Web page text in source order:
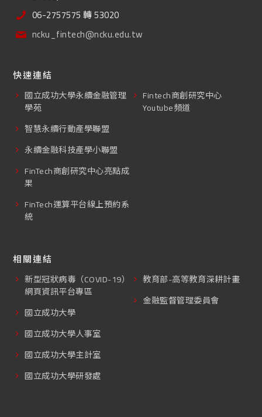
06-2757575 轉 53020
ncku_fintech@ncku.edu.tw
快速連結
國立成功大學永續金融管理
學苑
智慧永續行動產學聯盟
永續金融科技產學小聯盟
FinTech商創研究中心亮點成
果
FinTech運算平台線上預約系
統
Fintech商創研究中心
Youtube頻道
相關連結
新型冠狀病毒（COVID-19）
網頁資訊平台專區
國立成功大學
國立成功大學人事室
國立成功大學主計室
國立成功大學研發處
教育部-高等教育深耕計畫
金融監督管理委員會